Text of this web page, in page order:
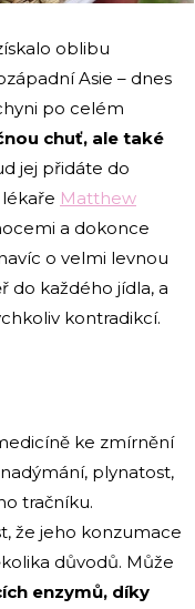
oblibu
Asie – dnes
po celém
chuť, ale také
jej přidáte do
Matthew
a dokonce
o velmi levnou
do každého jídla, a
kontradikcí.
ke zmírnění
plynatost,
tračníku.
že jeho konzumace
důvodů. Může
enzymů, díky